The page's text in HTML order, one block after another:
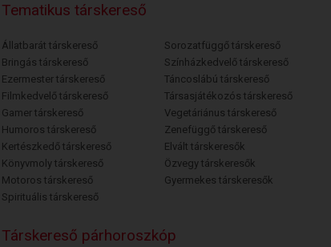
Tematikus társkereső
Állatbarát társkereső
Bringás társkereső
Ezermester társkereső
Filmkedvelő társkereső
Gamer társkereső
Humoros társkereső
Kertészkedő társkereső
Könyvmoly társkereső
Motoros társkereső
Spirituális társkereső
Sorozatfüggő társkereső
Színházkedvelő társkereső
Táncoslábú társkereső
Társasjátékozós társkereső
Vegetáriánus társkereső
Zenefüggő társkereső
Elvált társkeresők
Özvegy társkeresők
Gyermekes társkeresők
Társkereső párhoroszkóp